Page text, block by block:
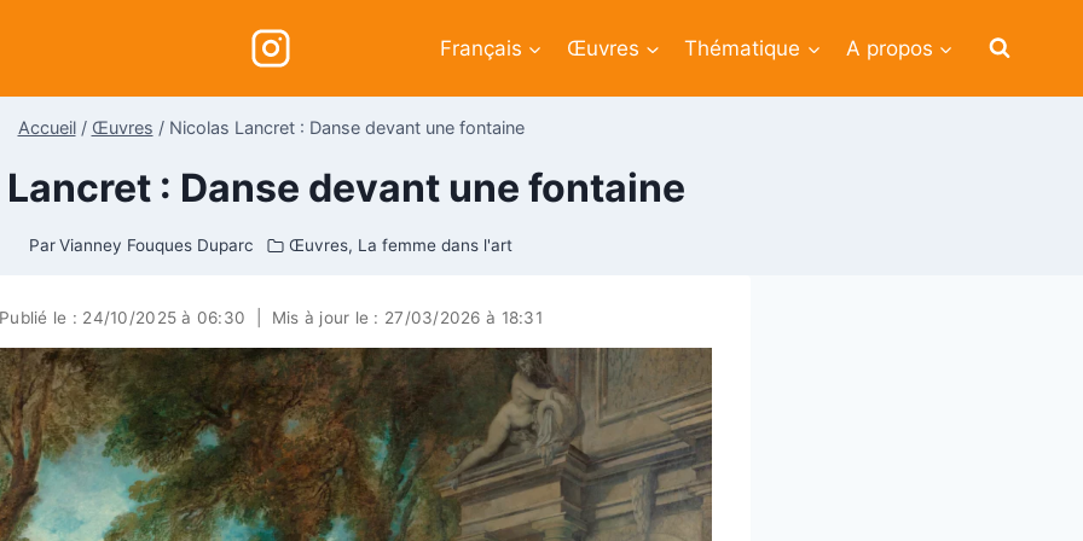
Français Œuvres Thématique A propos
Accueil / Œuvres / Nicolas Lancret : Danse devant une fontaine
: Danse devant une fontaine
Par Vianney Fouques Duparc Œuvres, La femme dans l'art
Publié le : 24/10/2025 à 06:30 Mis à jour le : 27/03/2026 à 18:31